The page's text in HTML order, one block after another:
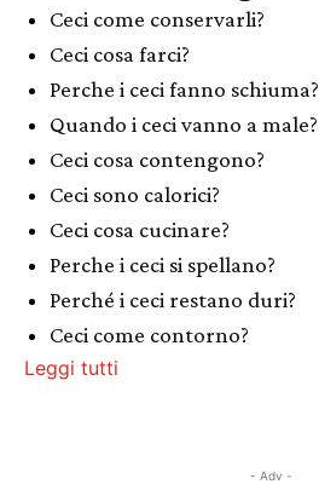
Ceci come conservarli?
Ceci cosa farci?
Perche i ceci fanno schiuma?
Quando i ceci vanno a male?
Ceci cosa contengono?
Ceci sono calorici?
Ceci cosa cucinare?
Perche i ceci si spellano?
Perché i ceci restano duri?
Ceci come contorno?
Leggi tutti
- Adv -